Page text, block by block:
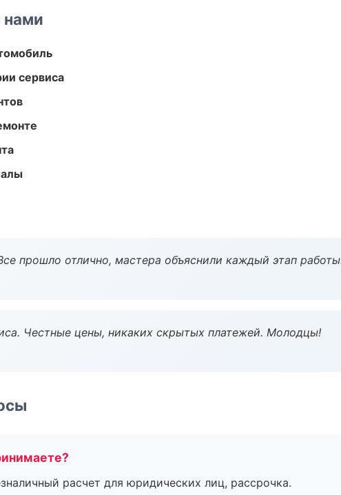
нами
сервиса
прошло отлично, мастера объяснили каждый этап
Честные цены, никаких скрытых платежей. Молодцы!
расчет для юридических лиц, рассрочка.